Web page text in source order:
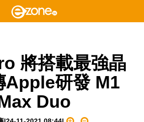
將搭載最強晶
Apple研發 M1
Duo